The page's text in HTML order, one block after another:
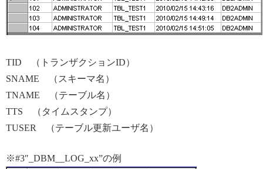
TID （トランザクションID）
SNAME （スキーマ名）
TNAME （テーブル名）
TTS （タイムスタンプ）
TUSER （テーブル更新ユーザ名）
※#3″_DBM__LOG_xx”の例